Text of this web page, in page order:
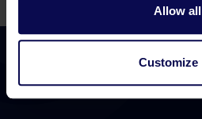
Allow all
Customize